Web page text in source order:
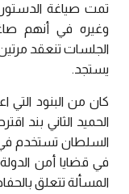
تمت صياغة
وغيره في أنهم
الجلسات تنعقد
يستجد.
كان من البنود
الحميد الثاني بند
السلطان تستخدم في
في قضايا أمن
المسألة تتعلق